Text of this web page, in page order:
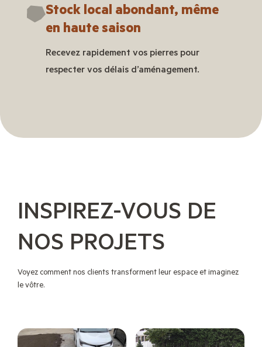
Stock local abondant, même
en haute saison
Recevez rapidement vos pierres pour
respecter vos délais d’aménagement.
INSPIREZ-VOUS DE
NOS PROJETS
Voyez comment nos clients transforment leur espace et imaginez
le vôtre.